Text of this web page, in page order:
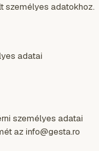
személyes adatokhoz.
adatai
személyes adatai
az info@gesta.ro